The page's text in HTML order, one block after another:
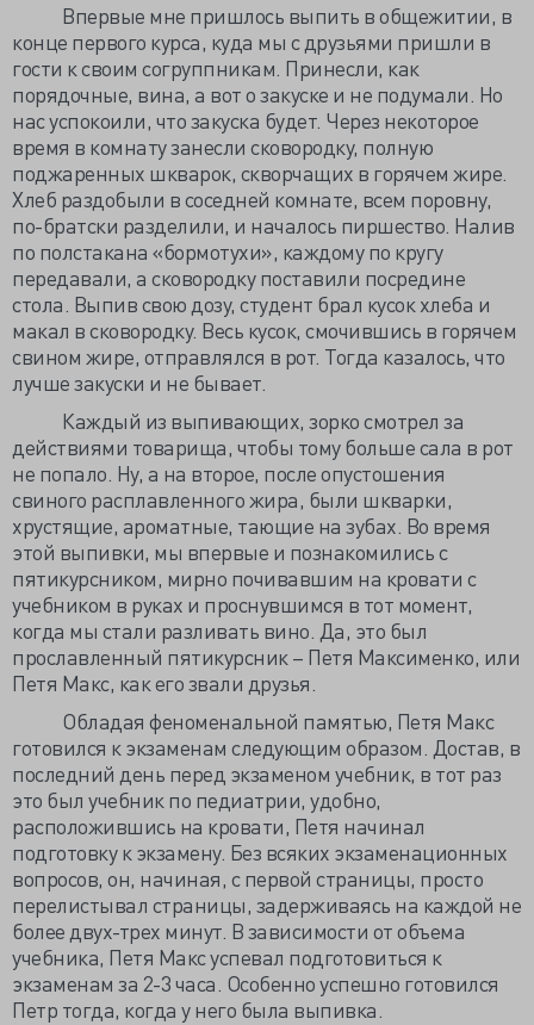
Впервые мне пришлось выпить в общежитии, в
конце первого курса, куда мы с друзьями пришли в
гости к своим согруппникам. Принесли, как
порядочные, вина, а вот о закуске и не подумали. Но
нас успокоили, что закуска будет. Через некоторое
время в комнату занесли сковородку, полную
поджаренных шкварок, скворчащих в горячем жире.
Хлеб раздобыли в соседней комнате, всем поровну,
по-братски разделили, и началось пиршество. Налив
по полстакана «бормотухи», каждому по кругу
передавали, а сковородку поставили посредине
стола. Выпив свою дозу, студент брал кусок хлеба и
макал в сковородку. Весь кусок, смочившись в горячем
свином жире, отправлялся в рот. Тогда казалось, что
лучше закуски и не бывает.
Каждый из выпивающих, зорко смотрел за
действиями товарища, чтобы тому больше сала в рот
не попало. Ну, а на второе, после опустошения
свиного расплавленного жира, были шкварки,
хрустящие, ароматные, тающие на зубах. Во время
этой выпивки, мы впервые и познакомились с
пятикурсником, мирно почивавшим на кровати с
учебником в руках и проснувшимся в тот момент,
когда мы стали разливать вино. Да, это был
прославленный пятикурсник – Петя Максименко, или
Петя Макс, как его звали друзья.
Обладая феноменальной памятью, Петя Макс
готовился к экзаменам следующим образом. Достав, в
последний день перед экзаменом учебник, в тот раз
это был учебник по педиатрии, удобно,
расположившись на кровати, Петя начинал
подготовку к экзамену. Без всяких экзаменационных
вопросов, он, начиная, с первой страницы, просто
перелистывал страницы, задерживаясь на каждой не
более двух-трех минут. В зависимости от объема
учебника, Петя Макс успевал подготовиться к
экзаменам за 2-3 часа. Особенно успешно готовился
Петр тогда, когда у него была выпивка.